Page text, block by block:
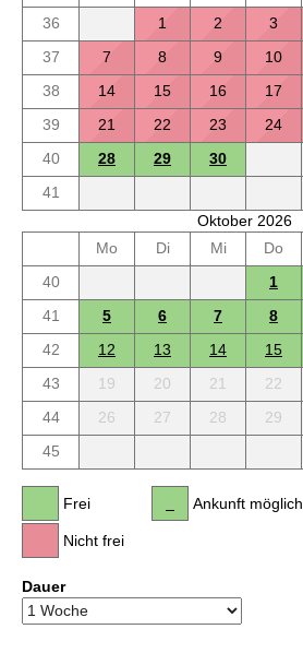
36
1 2 3
37
7 8 9 10
38
14 15 16 17
39
21 22 23 24
40
28 29
30
41
Oktober 2026
Mo
Di Mi Do
40
1
41
5 6 7 8
42
12 13 14 15
43
19 20 21 22
44
26 27 28 29
45
Frei
Nicht frei
Ankunft möglich
Dauer